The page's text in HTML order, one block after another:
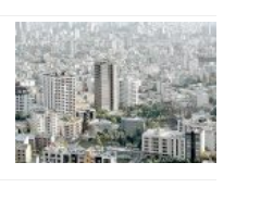
03 آگوست 2019